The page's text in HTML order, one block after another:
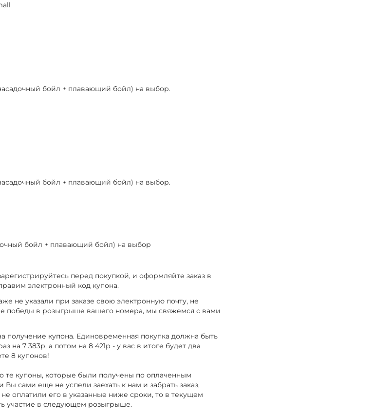
бойл + плавающий бойл) на выбор.
бойл + плавающий бойл) на выбор.
бойл + плавающий бойл) на выбор
перед покупкой, и оформляйте заказ в
электронный код купона.
не указали при заказе свою электронную почту, не
победы в розыгрыше вашего номера, мы свяжемся с вами
купона. Единовременная покупка должна быть
7 383р, а потом на 8 421р - у вас в итоге будет два
8 купонов!
те купоны, которые были получены по оплаченным
сами еще не успели заехать к нам и забрать заказ,
оплатили его в указанные ниже сроки, то в текущем
участие в следующем розыгрыше.